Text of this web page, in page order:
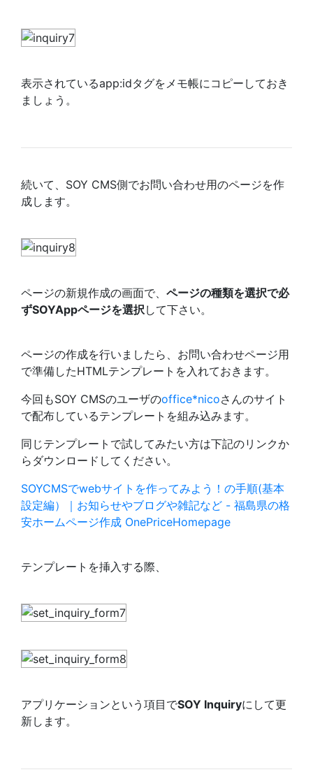
表示されているapp:idタグをメモ帳にコピーしておき
ましょう。
続いて、SOY CMS側でお問い合わせ用のページを作
成します。
ページの新規作成の画面で、 ページの種類を選択で必
ずSOYAppページを選択して下さい。
ページの作成を行いましたら、お問い合わせページ用
で準備したHTMLテンプレートを入れておきます。
今回もSOY CMSのユーザのoffice*nicoさんのサイト
で配布しているテンプレートを組み込みます。
同じテンプレートで試してみたい方は下記のリンクか
らダウンロードしてください。
SOYCMSでwebサイトを作ってみよう！の手順(基本
設定編）｜お知らせやブログや雑記など - 福島県の格
安ホームページ作成 OnePriceHomepage
テンプレートを挿入する際、
アプリケーションという項目でSOY Inquiryにして更
新します。